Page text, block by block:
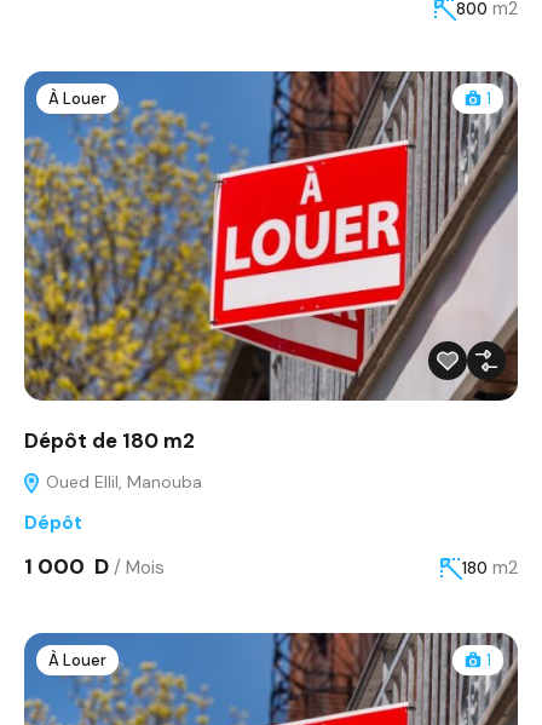
800 m2
À Louer 1
Dépôt de 180 m2
Oued Ellil, Manouba
Dépôt
1 000 D / Mois 180 m2
À Louer 1